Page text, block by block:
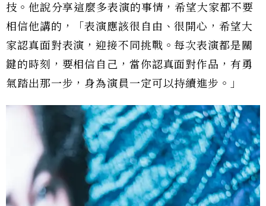
技。他說⁣分享這麼多表演的事情，希望大家都不要
相信他講的，「表演應該很自由、很開心，希望大
家認真面對表演，迎接不同挑戰。每次表演都是關
鍵的時刻，要相信自己，當你認真面對作品，有勇
氣踏出那一步，身為演員一定可以持續進步。」⁣